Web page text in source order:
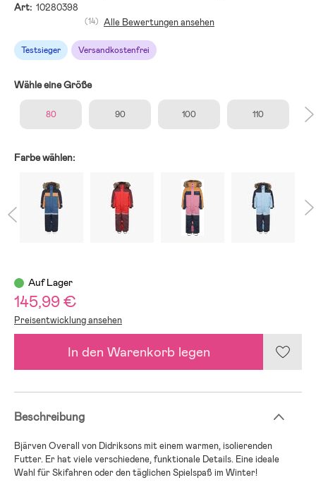
Art: 10280398
Testsieger Versandkostenfrei
(14) Alle Bewertungen ansehen
Wähle eine Größe
80 90 100 110
Farbe wählen:
Auf Lager
145,99 €
Preisentwicklung ansehen
In den Warenkorb legen
Beschreibung
Bjärven Overall von Didriksons mit einem warmen, isolierenden
Futter. Er hat viele verschiedene, funktionale Details. Eine ideale
Wahl für Skifahren oder den täglichen Spielspaß im Winter!